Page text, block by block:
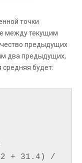
точки
между текущим
предыдущих
два предыдущих,
средняя будет:
+ 31.4) /